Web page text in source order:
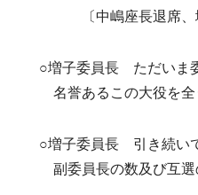
〔中嶋座長退席、増
○増子委員長 ただいま
名誉あるこの大役を全
○増子委員長 引き続い
副委員長の数及び互選